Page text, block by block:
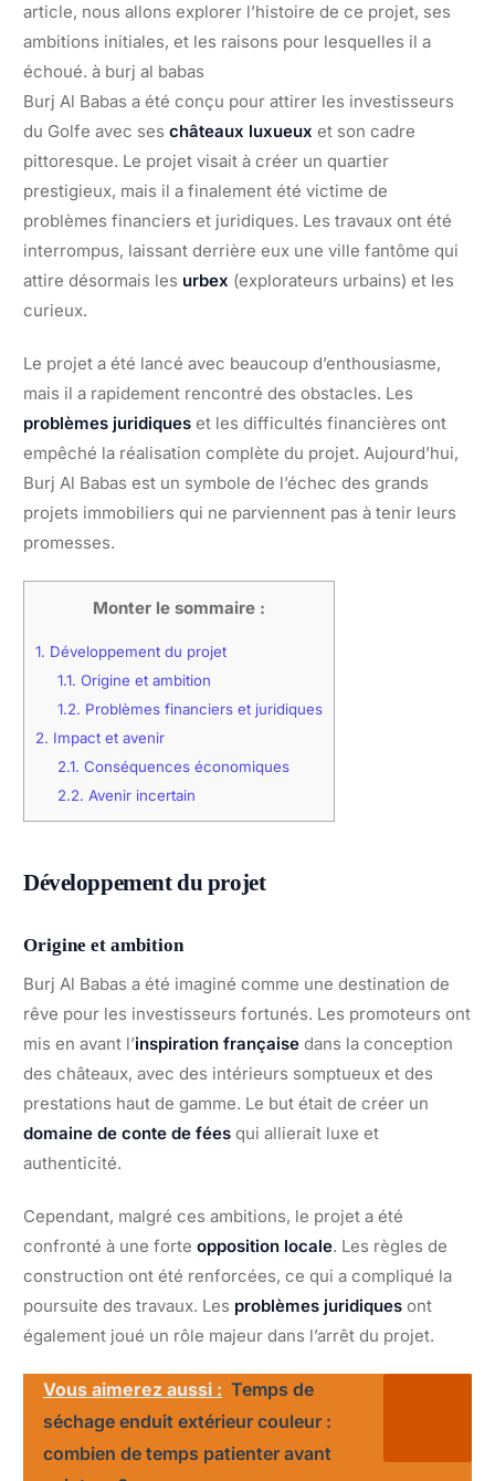
article, nous allons explorer l’histoire de ce projet, ses
ambitions initiales, et les raisons pour lesquelles il a
échoué. à burj al babas
Burj Al Babas a été conçu pour attirer les investisseurs
du Golfe avec ses châteaux luxueux et son cadre
pittoresque. Le projet visait à créer un quartier
prestigieux, mais il a finalement été victime de
problèmes financiers et juridiques. Les travaux ont été
interrompus, laissant derrière eux une ville fantôme qui
attire désormais les urbex (explorateurs urbains) et les
curieux.
Le projet a été lancé avec beaucoup d’enthousiasme,
mais il a rapidement rencontré des obstacles. Les
problèmes juridiques et les difficultés financières ont
empêché la réalisation complète du projet. Aujourd’hui,
Burj Al Babas est un symbole de l’échec des grands
projets immobiliers qui ne parviennent pas à tenir leurs
promesses.
Monter le sommaire :
1. Développement du projet
1.1. Origine et ambition
1.2. Problèmes financiers et juridiques
2. Impact et avenir
2.1. Conséquences économiques
2.2. Avenir incertain
Développement du projet
Origine et ambition
Burj Al Babas a été imaginé comme une destination de
rêve pour les investisseurs fortunés. Les promoteurs ont
mis en avant l’inspiration française dans la conception
des châteaux, avec des intérieurs somptueux et des
prestations haut de gamme. Le but était de créer un
domaine de conte de fées qui allierait luxe et
authenticité.
Cependant, malgré ces ambitions, le projet a été
confronté à une forte opposition locale. Les règles de
construction ont été renforcées, ce qui a compliqué la
poursuite des travaux. Les problèmes juridiques ont
également joué un rôle majeur dans l’arrêt du projet.
Vous aimerez aussi : Temps de
séchage enduit extérieur couleur :
combien de temps patienter avant